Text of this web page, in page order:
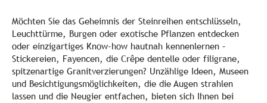
Möchten Sie das Geheimnis der Steinreihen entschlüsseln,
Leuchttürme, Burgen oder exotische Pflanzen entdecken
oder einzigartiges Know-how hautnah kennenlernen –
Stickereien, Fayencen, die Crêpe dentelle oder filigrane,
spitzenartige Granitverzierungen? Unzählige Ideen, Museen
und Besichtigungsmöglichkeiten, die die Augen strahlen
lassen und die Neugier entfachen, bieten sich Ihnen bei